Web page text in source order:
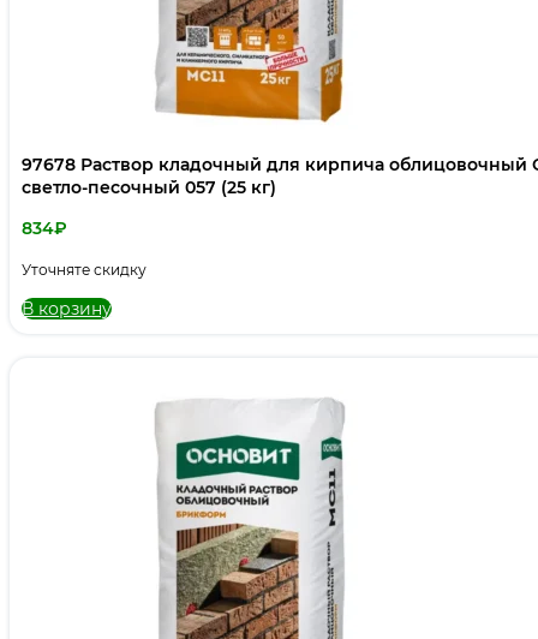
97678 Раствор кладочный для кирпича
светло-песочный 057 (25 кг)
834₽
Уточняте скидку
В корзину